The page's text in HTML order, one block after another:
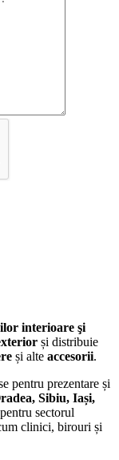
interioare şi
și distribuie
și alte accesorii.
pentru prezentare și
Sibiu, Iași,
sectorul
clinici, birouri și